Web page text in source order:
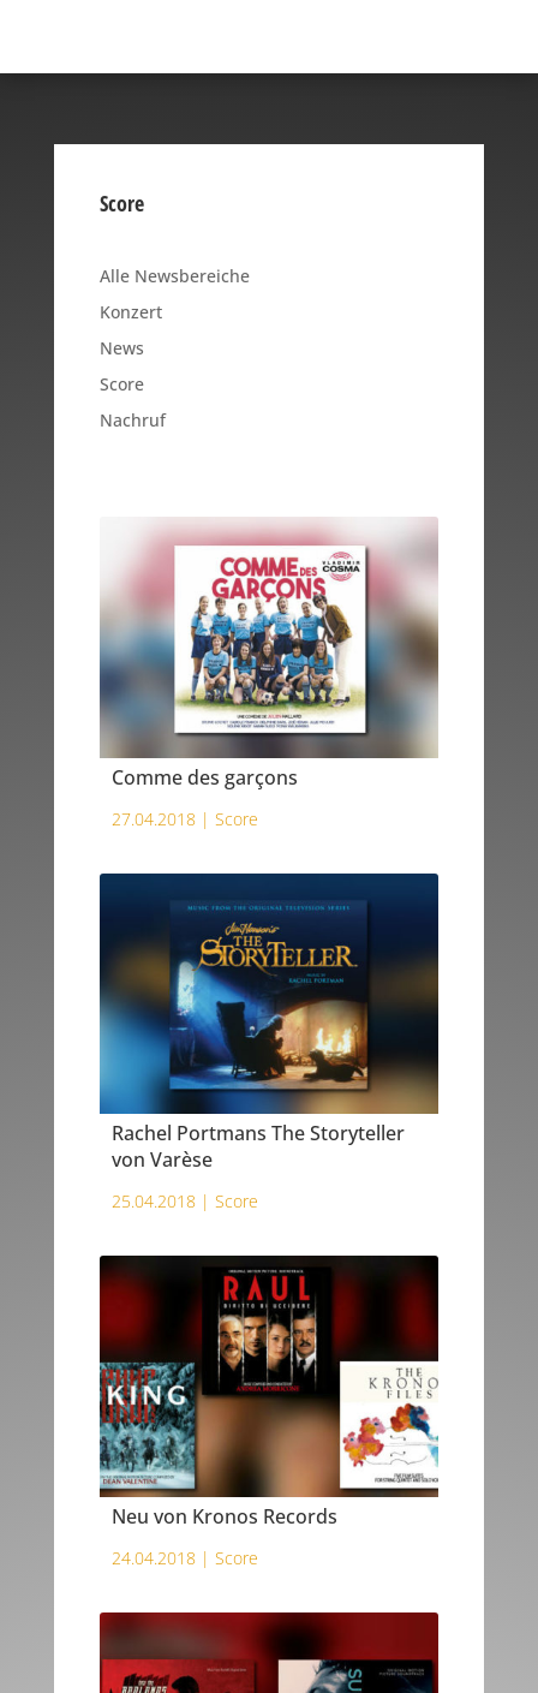
Score
Alle Newsbereiche
Konzert
News
Score
Nachruf
Comme des garçons
27.04.2018 | Score
Rachel Portmans The Storyteller
von Varèse
25.04.2018 | Score
Neu von Kronos Records
24.04.2018 | Score